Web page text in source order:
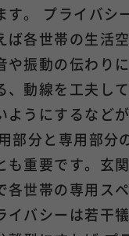
す。 プライバシ
ば各世帯の生活
や振動の伝わり
、動線を工夫し
ようにするなど
部分と専用部分
も重要です。玄
各世帯の専用ス
イバシーは若干